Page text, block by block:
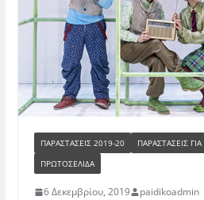
ΠΑΡΑΣΤΑΣΕΙΣ 2019-20
ΠΑΡΑΣΤΆΣΕΙΣ
ΠΡΩΤΟΣΕΛΙΔΑ
6 Δεκεμβρίου, 2019 paidikoadmin